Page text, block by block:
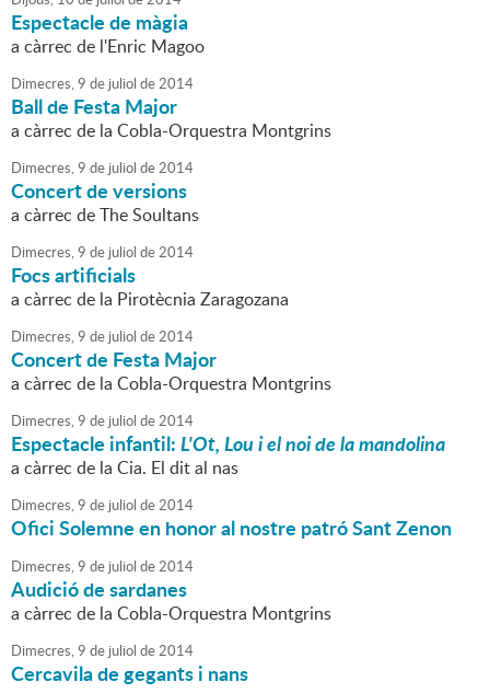
Espectacle de màgia
a càrrec de l'Enric Magoo
Dimecres,9 de juliol de2014
Ball de Festa Major
a càrrec de la Cobla-Orquestra Montgrins
Dimecres,9 de juliol de2014
Concert de versions
a càrrec de The Soultans
Dimecres,9 de juliol de2014
Focs artificials
a càrrec de la Pirotècnia Zaragozana
Dimecres,9 de juliol de2014
Concert de Festa Major
a càrrec de la Cobla-Orquestra Montgrins
Dimecres,9 de juliol de2014
Espectacle infantil:L'Ot, Lou i el noi de la mandolina
a càrrec de la Cia. El dit al nas
Dimecres,9 de juliol de2014
Ofici Solemne en honor al nostre patró Sant Zenon
Dimecres,9 de juliol de2014
Audició de sardanes
a càrrec de la Cobla-Orquestra Montgrins
Dimecres,9 de juliol de2014
Cercavila de gegants i nans